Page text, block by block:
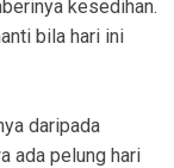
kesedihan.
bila hari ini
daripada
ada pelung hari